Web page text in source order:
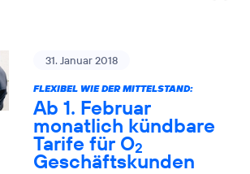
31. Januar 2018
FLEXIBEL WIE DER MITTELSTAND:
Ab 1. Februar
monatlich kündbare
Tarife für O2
Geschäftskunden